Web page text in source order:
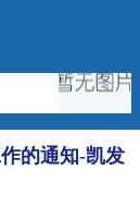
的通知-凯发